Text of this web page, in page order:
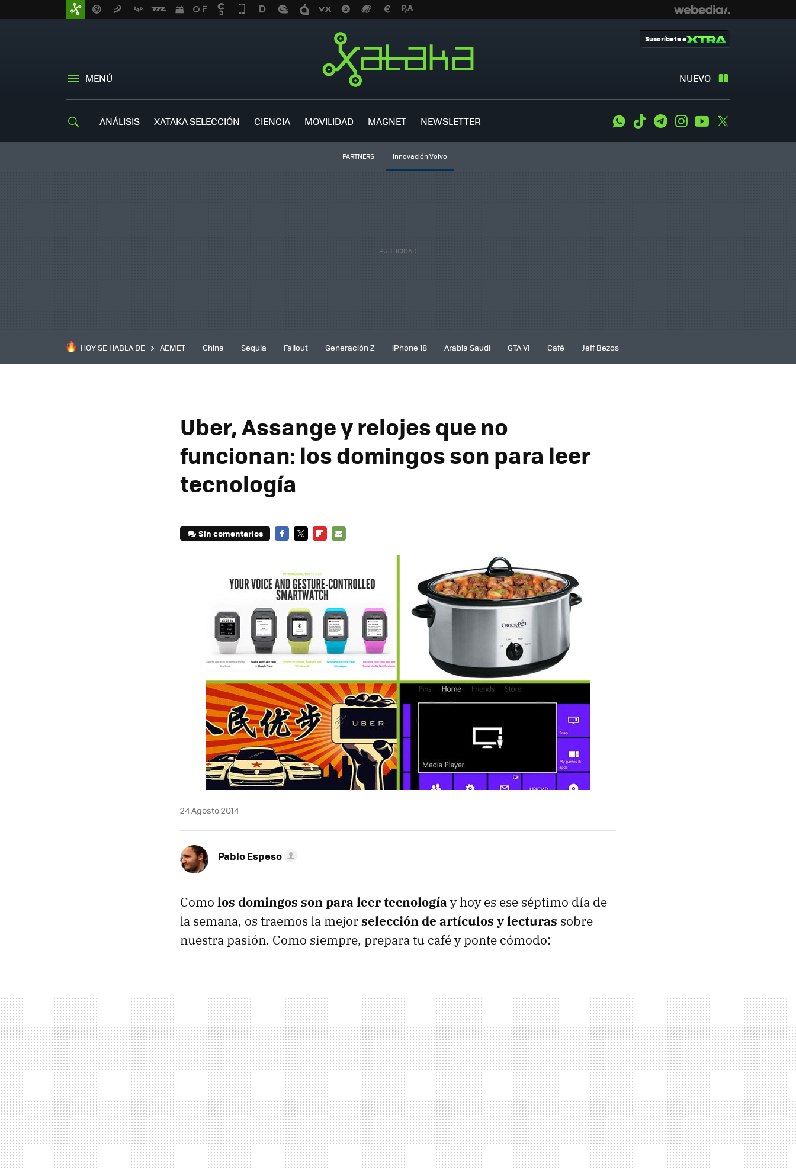
MENÚ NUEVO
Suscríbete a
ANÁLISIS XATAKA SELECCIÓN CIENCIA MOVILIDAD MAGNET NEWSLETTER WhatsApp
Tiktok TelegramInstagramYoutube
PARTNERS Innovación Volvo
HOY SE HABLA DE AEMET China Sequía Fallout Generación Z iPhone 18 Arabia Saudí GTA VI Café Jeff Bezos
Uber, Assange y relojes que no
funcionan: los domingos son para leer
tecnología
Sin comentarios
24 Agosto 2014
Pablo Espeso
Como los domingos son para leer tecnología y hoy es ese séptimo día de
la semana, os traemos la mejorselección de artículos y lecturas sobre
nuestra pasión. Como siempre, prepara tu café y ponte cómodo: